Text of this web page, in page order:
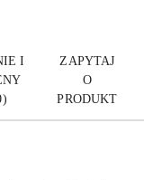
I
ZAPYTAJ
O
PRODUKT